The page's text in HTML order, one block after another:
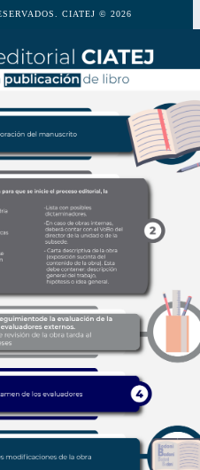
CIATEJ © 2026